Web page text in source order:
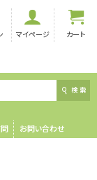
マイページ カート
検索
お問い合わせ